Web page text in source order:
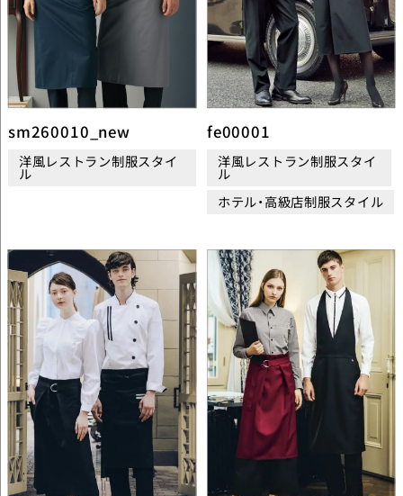
sm260010_new
洋風レストラン制服スタイ
ル
fe00001
洋風レストラン制服スタイ
ル
ホテル・高級店制服スタイル